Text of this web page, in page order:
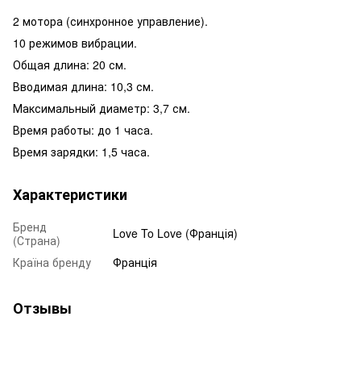
2 мотора (синхронное управление).
10 режимов вибрации.
Общая длина: 20 см.
Вводимая длина: 10,3 см.
Максимальный диаметр: 3,7 см.
Время работы: до 1 часа.
Время зарядки: 1,5 часа.
Характеристики
Бренд
(Страна)
Love To Love (Франція)
Країна бренду
Франція
Отзывы